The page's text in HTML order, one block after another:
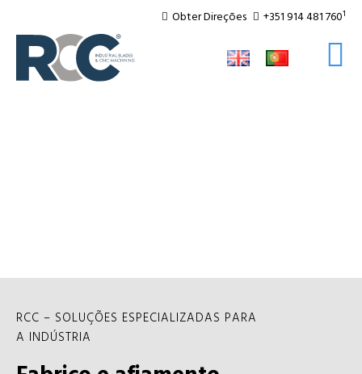
Obter Direções +351 914 481 760¹
RCC – SOLUÇÕES ESPECIALIZADAS PARA
A INDÚSTRIA